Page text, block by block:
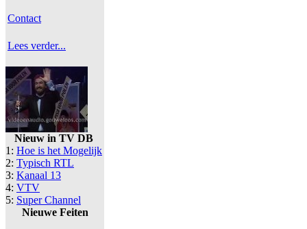
Contact
Lees verder...
Nieuw in TV DB
1: Hoe is het Mogelijk
2: Typisch RTL
3: Kanaal 13
4: VTV
5: Super Channel
Nieuwe Feiten